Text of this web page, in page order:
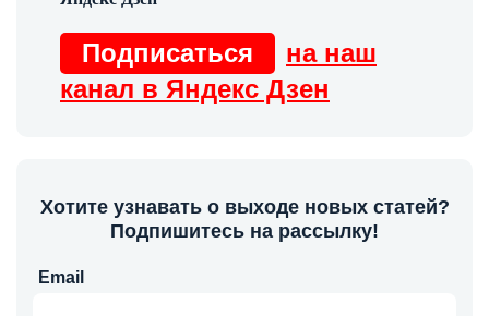
Подписаться
на наш
канал в Яндекс Дзен
Хотите узнавать о выходе новых статей?
Подпишитесь на рассылку!
Email